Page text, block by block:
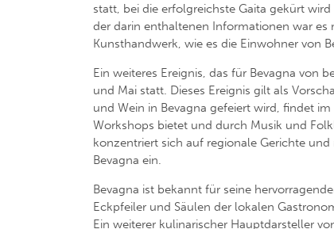
statt, bei die erfolgreichste Gaita gekürt
der darin enthaltenen Informationen war
Kunsthandwerk, wie es die Einwohner von
Ein weiteres Ereignis, das für Bevagna von
und Mai statt. Dieses Ereignis gilt als
und Wein in Bevagna gefeiert wird, findet
Workshops bietet und durch Musik und
konzentriert sich auf regionale Gerichte
Bevagna ein.
Bevagna ist bekannt für seine
Eckpfeiler und Säulen der lokalen
Ein weiterer kulinarischer Hauptdarsteller